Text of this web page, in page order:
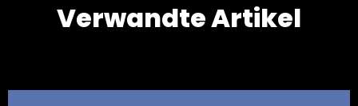
Verwandte Artikel